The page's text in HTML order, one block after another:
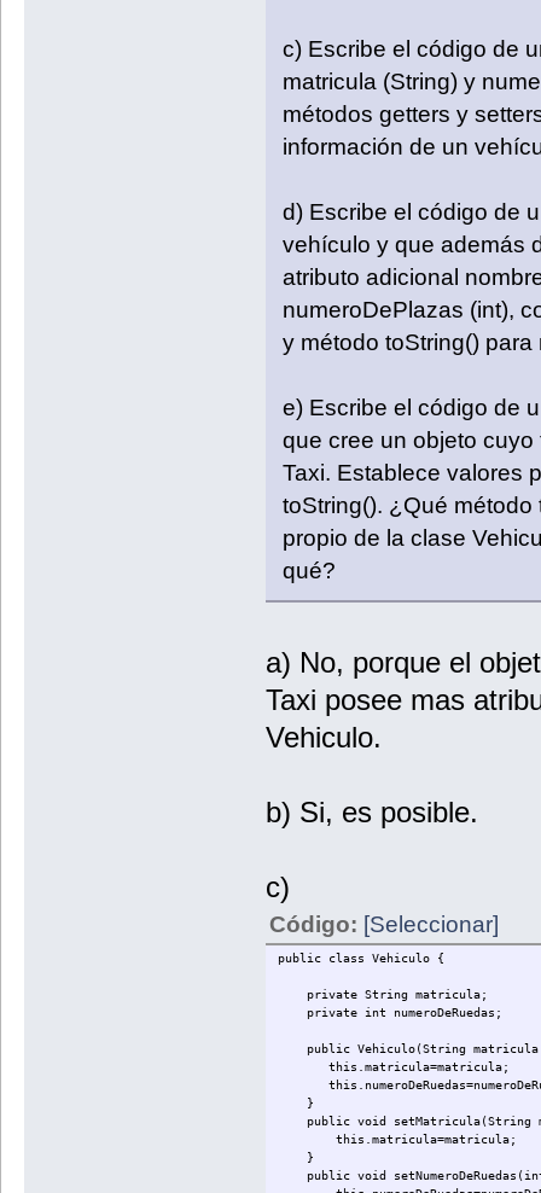
c) Escribe el código de
matricula (String) y
métodos getters y
información de un
d) Escribe el código de
vehículo y que además
atributo adicional
numeroDePlazas (int),
y método toString()
e) Escribe el código de
que cree un objeto
Taxi. Establece valores
toString(). ¿Qué
propio de la clase
qué?
a) No, porque el
Taxi posee mas
Vehiculo.
b) Si, es posible.
c)
Código: [Seleccionar]
public class Vehiculo {
private String matricula;
private int numeroDeRuedas;
public Vehiculo(String matricula,
this.matricula=matricula;
}
public void setMatricula(String
this.matricula=matricula;
}
public void setNumeroDeRuedas(int